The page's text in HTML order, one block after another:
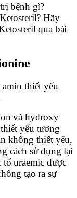
bệnh gì?
Hãy
qua bài
thiết yếu
và hydroxy
yếu tương
không thiết yếu,
cách sử dụng lại
uraemic được
tạo ra sự